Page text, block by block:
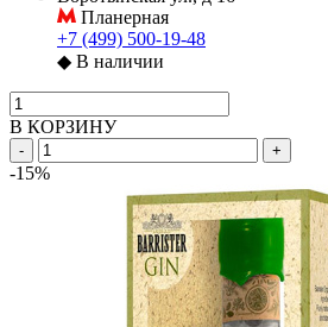
Планерная
+7 (499) 500-19-48
◆ В наличии
В КОРЗИНУ
- +
-15%